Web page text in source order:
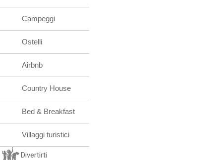
Campeggi
Ostelli
Airbnb
Country House
Bed & Breakfast
Villaggi turistici
Divertirti